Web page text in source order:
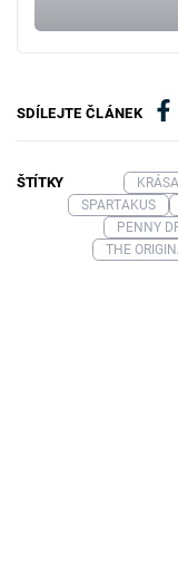
SDÍLEJTE ČLÁNEK
ŠTÍTKY KRÁSA
SPARTAKUS
PENNY
THE